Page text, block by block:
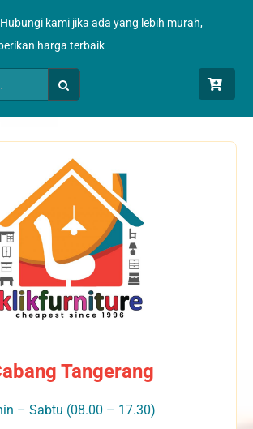
kami jika ada yang lebih murah,
harga terbaik
Tangerang
– Sabtu (08.00 – 17.30)